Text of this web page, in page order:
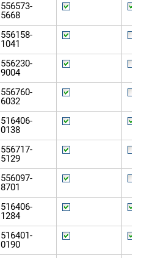
556573-
5668
556158-
1041
556230-
9004
556760-
6032
516406-
0138
556717-
5129
556097-
8701
516406-
1284
516401-
0190